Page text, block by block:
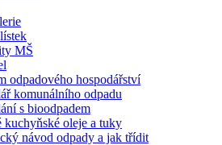
MŠ
odpadového hospodářství
komunálního odpadu
s bioodpadem
kuchyňské oleje a tuky
návod odpady a jak třídit